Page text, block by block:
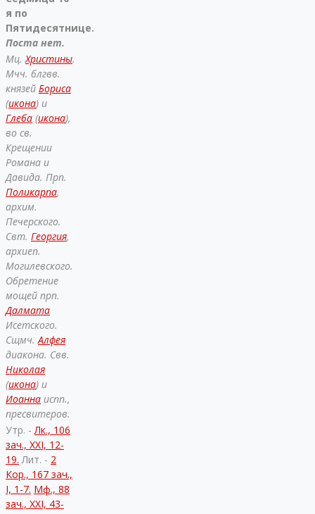
я по
Пятидесятнице.
Поста нет.
Мц.Христины.
Мчч. блгвв.
князей Бориса
(икона) и
Глеба (икона),
во св.
Крещении
Романа и
Давида. Прп.
Поликарпа,
архим.
Печерского.
Свт. Георгия,
архиеп.
Могилевского.
Обретение
мощей прп.
Далмата
Исетского.
Сщмч.Алфея
диакона. Свв.
Николая
(икона) и
Иоанна испп.,
пресвитеров.
Утр. -Лк., 106
зач., XXI, 12-
19. Лит. - 2
Кор., 167 зач.,
I, 1-7. Мф., 88
зач., XXI, 43-